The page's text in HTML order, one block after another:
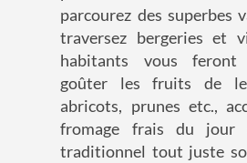
parcourez des superbes
traversez bergeries et
habitants vous feront
goûter les fruits de
abricots, prunes etc.,
fromage frais du jour
traditionnel tout juste